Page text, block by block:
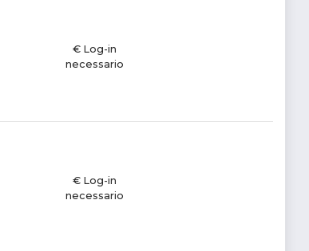
€ Log-in
necessario
€ Log-in
necessario